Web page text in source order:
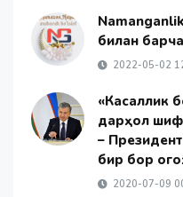
билан
2022-05-02
«Касаллик
дарҳол
–
бир бор
2020-07-09